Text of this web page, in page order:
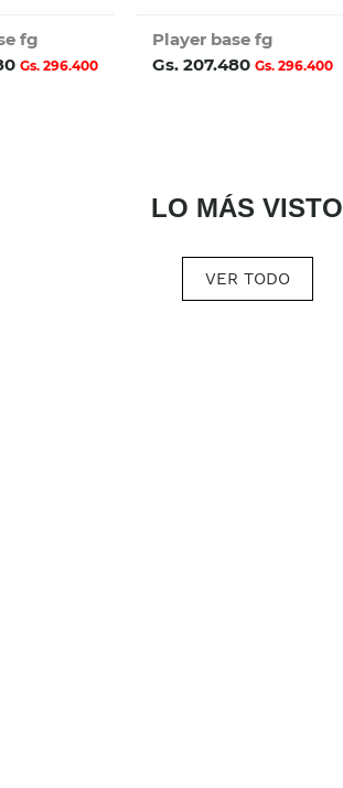
fg
Gs. 296.400
Player base fg
Gs. 207.480Gs. 296.400
LO MÁS VISTO
VER TODO